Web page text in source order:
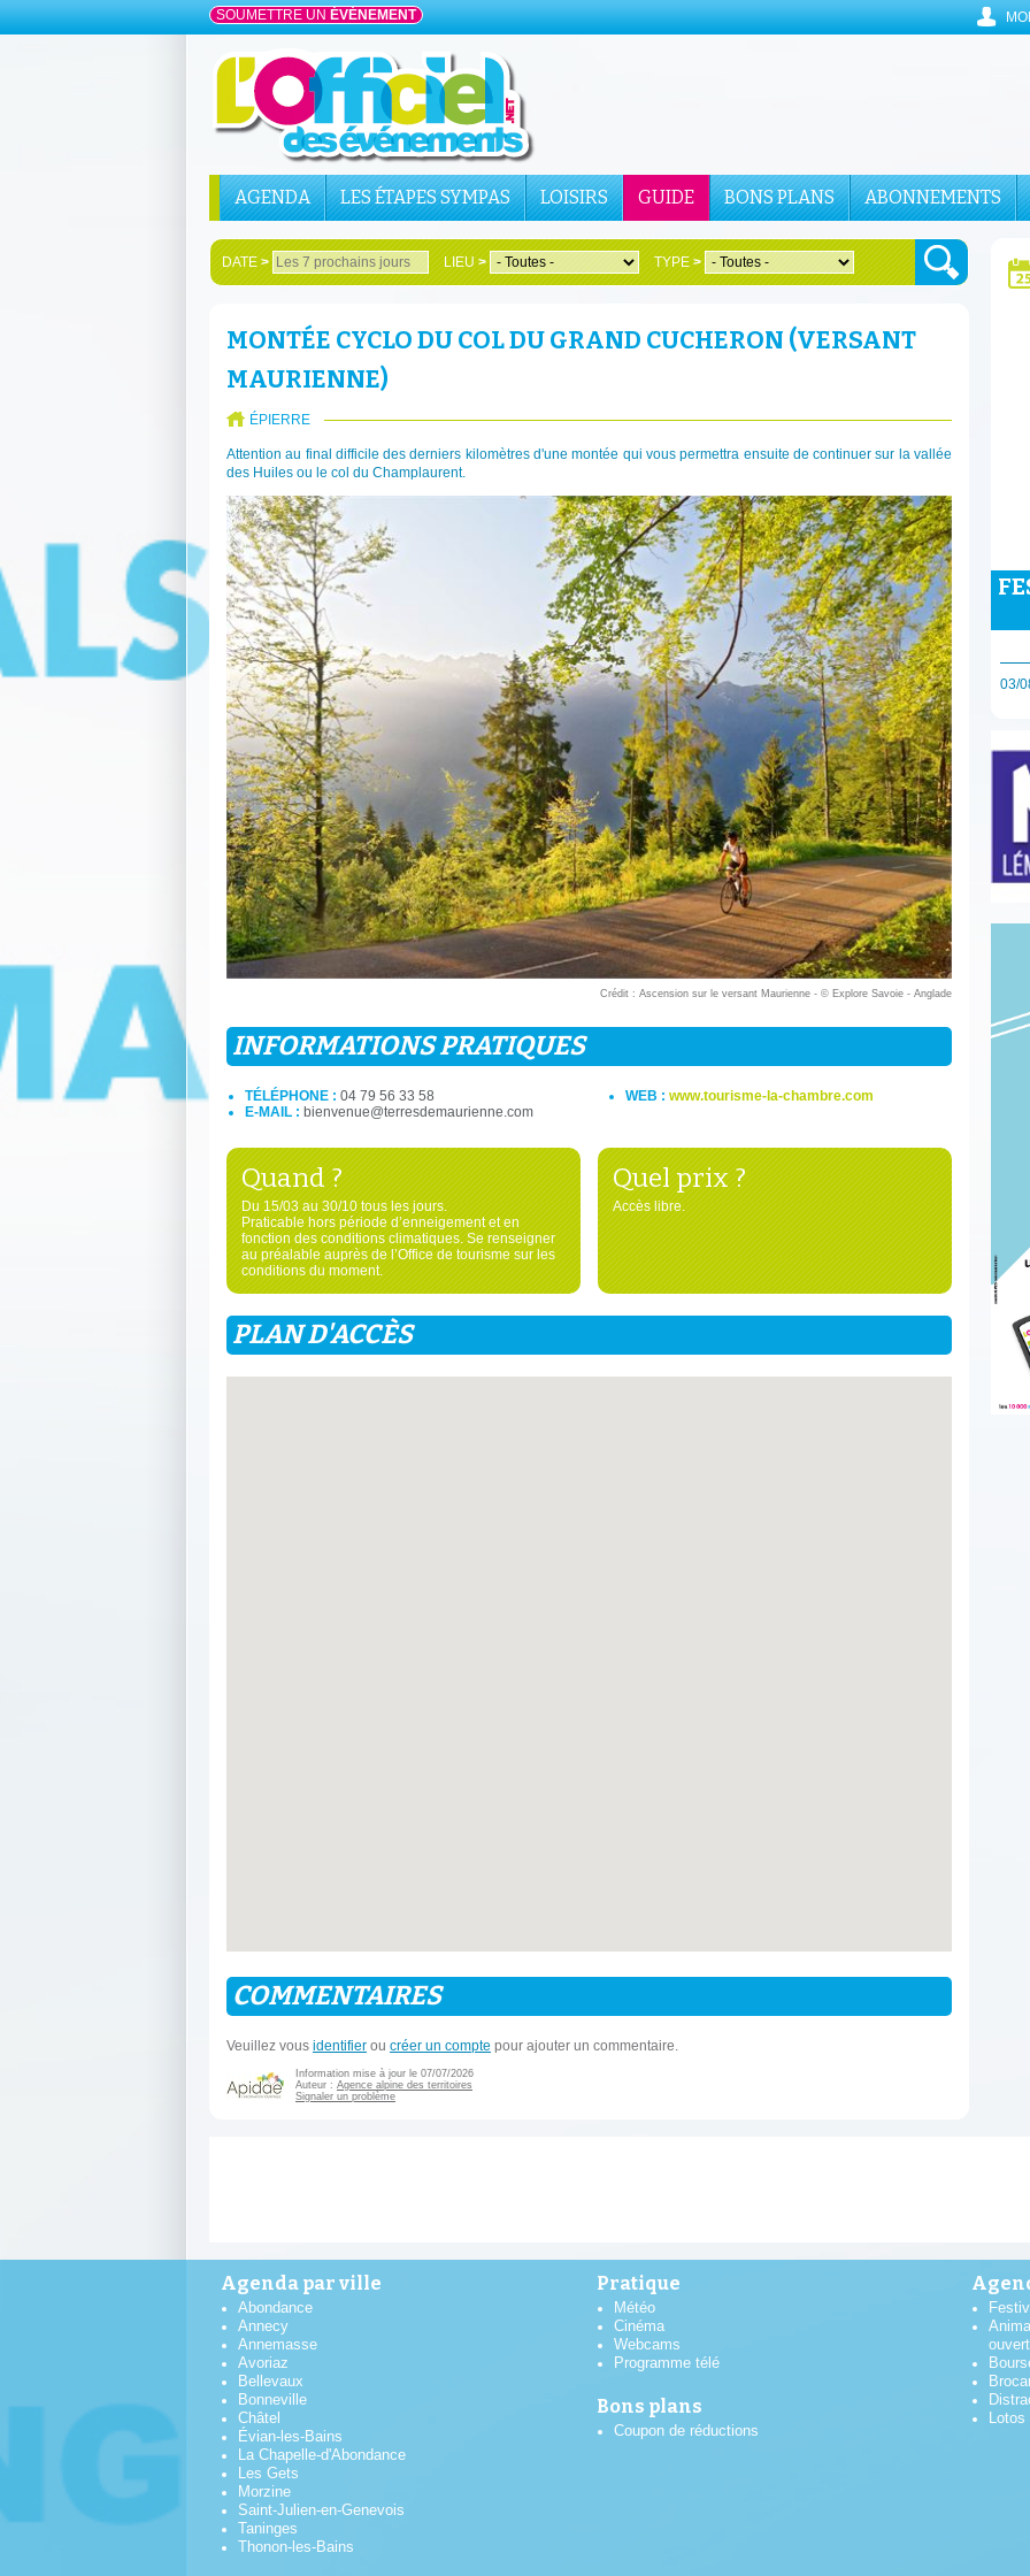
SOUMETTRE UN ÉVÉNEMENT
AGENDA LES ÉTAPES SYMPAS LOISIRS GUIDE BONS PLANS ABONNEMENTS
DATE> LIEU> TYPE>
MONTÉE CYCLO DU COL DU GRAND CUCHERON (VERSANT
MAURIENNE)
ÉPIERRE
Attention au final difficile des derniers kilomètres d'une montée qui vous permettra ensuite de continuer sur la vallée
des Huiles ou le col du Champlaurent.
Crédit : Ascension sur le versant Maurienne - © Explore Savoie - Anglade
INFORMATIONS PRATIQUES
TÉLÉPHONE : 04 79 56 33 58
E-MAIL : bienvenue@terresdemaurienne.com
WEB : www.tourisme-la-chambre.com
Quand ?
Du 15/03 au 30/10 tous les jours.
Praticable hors période d’enneigement et en
fonction des conditions climatiques. Se renseigner
au préalable auprès de l’Office de tourisme sur les
conditions du moment.
Quel prix ?
Accès libre.
PLAN D'ACCÈS
COMMENTAIRES
Veuillez vous identifier ou créer un compte pour ajouter un commentaire.
Information mise à jour le 07/07/2026
Auteur : Agence alpine des territoires
Signaler un problème
03/
Agenda par ville
Abondance
Annecy
Annemasse
Avoriaz
Bellevaux
Bonneville
Châtel
Évian-les-Bains
La Chapelle-d'Abondance
Les Gets
Morzine
Saint-Julien-en-Genevois
Taninges
Thonon-les-Bains
Pratique
Météo
Cinéma
Webcams
Programme télé
Bons plans
Coupon de réductions
Lotos